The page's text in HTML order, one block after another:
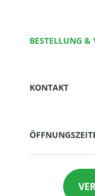
BESTELLUNG &
KONTAKT